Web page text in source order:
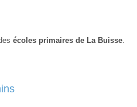
écoles primaires de La Buisse.